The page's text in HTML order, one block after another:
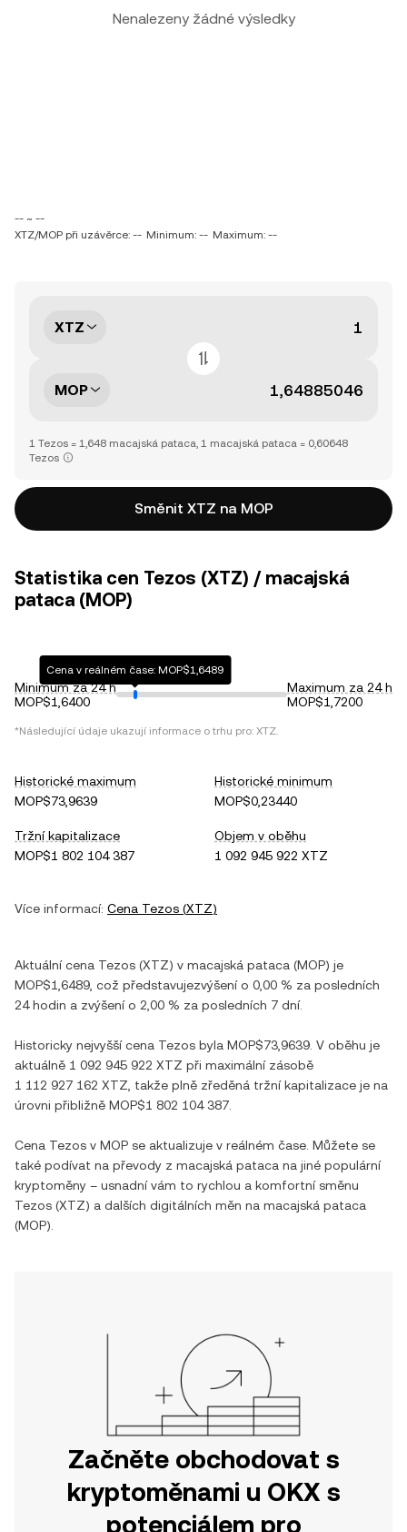
Nenalezeny žádné výsledky
-- ~ --
XTZ/MOP při uzávěrce: -- Minimum: -- Maximum: --
XTZ
MOP
1 Tezos = 1,648 macajská pataca, 1 macajská pataca = 0,60648
Tezos
Směnit XTZ na MOP
Statistika cen Tezos (XTZ) / macajská
pataca (MOP)
Minimum za 24 h
MOP$1,6400
Cena v reálném čase: MOP$1,6489
Maximum za 24 h
MOP$1,7200
*Následující údaje ukazují informace o trhu pro: XTZ.
Historické maximum
MOP$73,9639
Historické minimum
MOP$0,23440
Tržní kapitalizace
MOP$1 802 104 387
Objem v oběhu
1 092 945 922 XTZ
Více informací: Cena Tezos (XTZ)
Aktuální cena Tezos (XTZ) v macajská pataca (MOP) je
MOP$1,6489 , což představujezvýšenío 0,00 % za posledních
24 hodin a zvýšenío 2,00 % za posledních 7 dní.
Historicky nejvyšší cena Tezos byla MOP$73,9639 . V oběhu je
aktuálně 1 092 945 922 XTZ při maximální zásobě
1 112 927 162 XTZ , takže plně zředěná tržní kapitalizace je na
úrovni přibližně MOP$1 802 104 387
Cena Tezos v MOP se aktualizuje v reálném čase. Můžete se
také podívat na převody z macajská pataca na jiné populární
kryptoměny – usnadní vám to rychlou a komfortní směnu
Tezos (XTZ) a dalších digitálních měn na macajská pataca
(MOP).
Začněte obchodovat s
kryptoměnami u OKX s
potenciálem pro